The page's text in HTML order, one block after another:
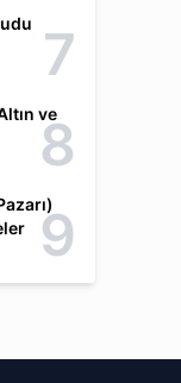
7
ve
8
9